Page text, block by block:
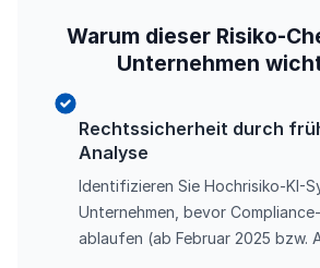
Warum dieser Risiko-
Unternehmen
Rechtssicherheit durch
Analyse
Identifizieren Sie Hochrisiko-KI-
Unternehmen, bevor
ablaufen (ab Februar 2025 bzw.